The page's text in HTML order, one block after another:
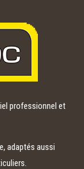
professionnel et
adaptés aussi